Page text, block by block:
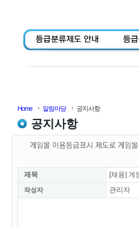
Home 알림마당 공지사항
공지사항
제목 [채용] 게
작성자 관리자